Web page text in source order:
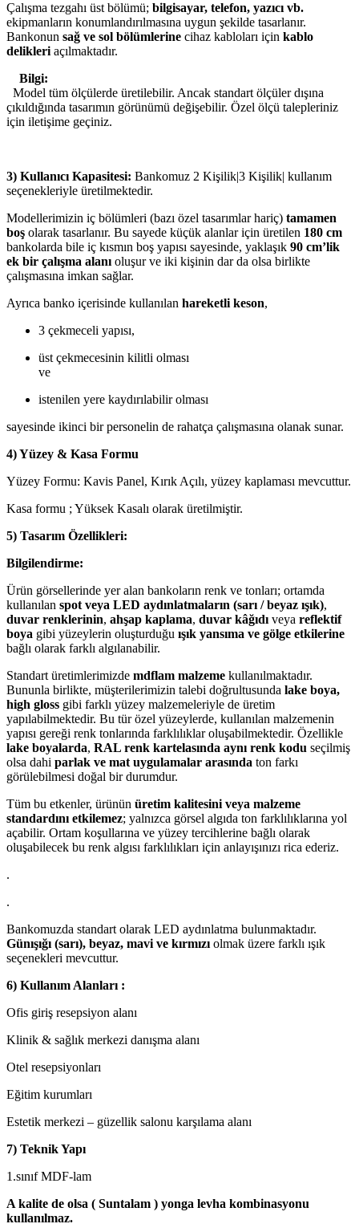
Çalışma tezgahı üst bölümü; bilgisayar, telefon, yazıcı vb.
ekipmanların konumlandırılmasına uygun şekilde tasarlanır.
Bankonun sağ ve sol bölümlerine cihaz kabloları için kablo
delikleri açılmaktadır.
Bilgi:
Model tüm ölçülerde üretilebilir. Ancak standart ölçüler dışına
çıkıldığında tasarımın görünümü değişebilir. Özel ölçü talepleriniz
için iletişime geçiniz.
3) Kullanıcı Kapasitesi: Bankomuz 2 Kişilik|3 Kişilik| kullanım
seçenekleriyle üretilmektedir.
Modellerimizin iç bölümleri (bazı özel tasarımlar hariç) tamamen
boş olarak tasarlanır. Bu sayede küçük alanlar için üretilen 180 cm
bankolarda bile iç kısmın boş yapısı sayesinde, yaklaşık 90 cm’lik
ek bir çalışma alanı oluşur ve iki kişinin dar da olsa birlikte
çalışmasına imkan sağlar.
Ayrıca banko içerisinde kullanılan hareketli keson,
3 çekmeceli yapısı,
üst çekmecesinin kilitli olması
ve
istenilen yere kaydırılabilir olması
sayesinde ikinci bir personelin de rahatça çalışmasına olanak sunar.
4) Yüzey & Kasa Formu
Yüzey Formu: Kavis Panel, Kırık Açılı, yüzey kaplaması mevcuttur.
Kasa formu ; Yüksek Kasalı olarak üretilmiştir.
5) Tasarım Özellikleri:
Bilgilendirme:
Ürün görsellerinde yer alan bankoların renk ve tonları; ortamda
kullanılan spot veya LED aydınlatmaların (sarı / beyaz ışık),
duvar renklerinin, ahşap kaplama, duvar kâğıdı veya reflektif
boya gibi yüzeylerin oluşturduğu ışık yansıma ve gölge etkilerine
bağlı olarak farklı algılanabilir.
Standart üretimlerimizde mdflam malzeme kullanılmaktadır.
Bununla birlikte, müşterilerimizin talebi doğrultusunda lake boya,
high gloss gibi farklı yüzey malzemeleriyle de üretim
yapılabilmektedir. Bu tür özel yüzeylerde, kullanılan malzemenin
yapısı gereği renk tonlarında farklılıklar oluşabilmektedir. Özellikle
lake boyalarda, RAL renk kartelasında aynı renk kodu seçilmiş
olsa dahi parlak ve mat uygulamalar arasında ton farkı
görülebilmesi doğal bir durumdur.
Tüm bu etkenler, ürünün üretim kalitesini veya malzeme
standardını etkilemez; yalnızca görsel algıda ton farklılıklarına yol
açabilir. Ortam koşullarına ve yüzey tercihlerine bağlı olarak
oluşabilecek bu renk algısı farklılıkları için anlayışınızı rica ederiz.
.
.
Bankomuzda standart olarak LED aydınlatma bulunmaktadır.
Günışığı (sarı), beyaz, mavi ve kırmızı olmak üzere farklı ışık
seçenekleri mevcuttur.
6) Kullanım Alanları :
Ofis giriş resepsiyon alanı
Klinik & sağlık merkezi danışma alanı
Otel resepsiyonları
Eğitim kurumları
Estetik merkezi – güzellik salonu karşılama alanı
7) Teknik Yapı
1.sınıf MDF-lam
A kalite de olsa ( Suntalam ) yonga levha kombinasyonu
kullanılmaz.